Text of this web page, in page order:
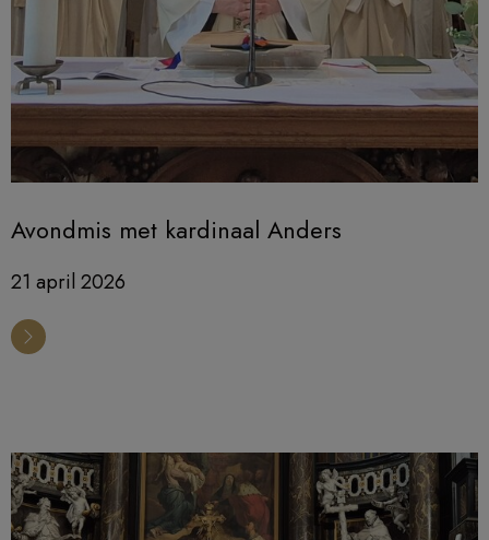
Avondmis met kardinaal Anders
21 april 2026